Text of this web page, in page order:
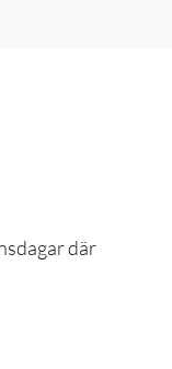
där